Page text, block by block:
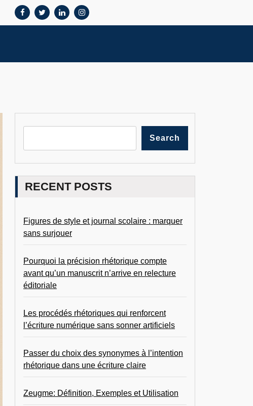
Search
RECENT POSTS
Figures de style et journal scolaire : marquer
sans surjouer
Pourquoi la précision rhétorique compte
avant qu’un manuscrit n’arrive en relecture
éditoriale
Les procédés rhétoriques qui renforcent
l’écriture numérique sans sonner artificiels
Passer du choix des synonymes à l’intention
rhétorique dans une écriture claire
Zeugme: Définition, Exemples et Utilisation